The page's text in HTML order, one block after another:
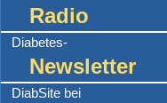
Radio
Diabetes-
Newsletter
DiabSite bei